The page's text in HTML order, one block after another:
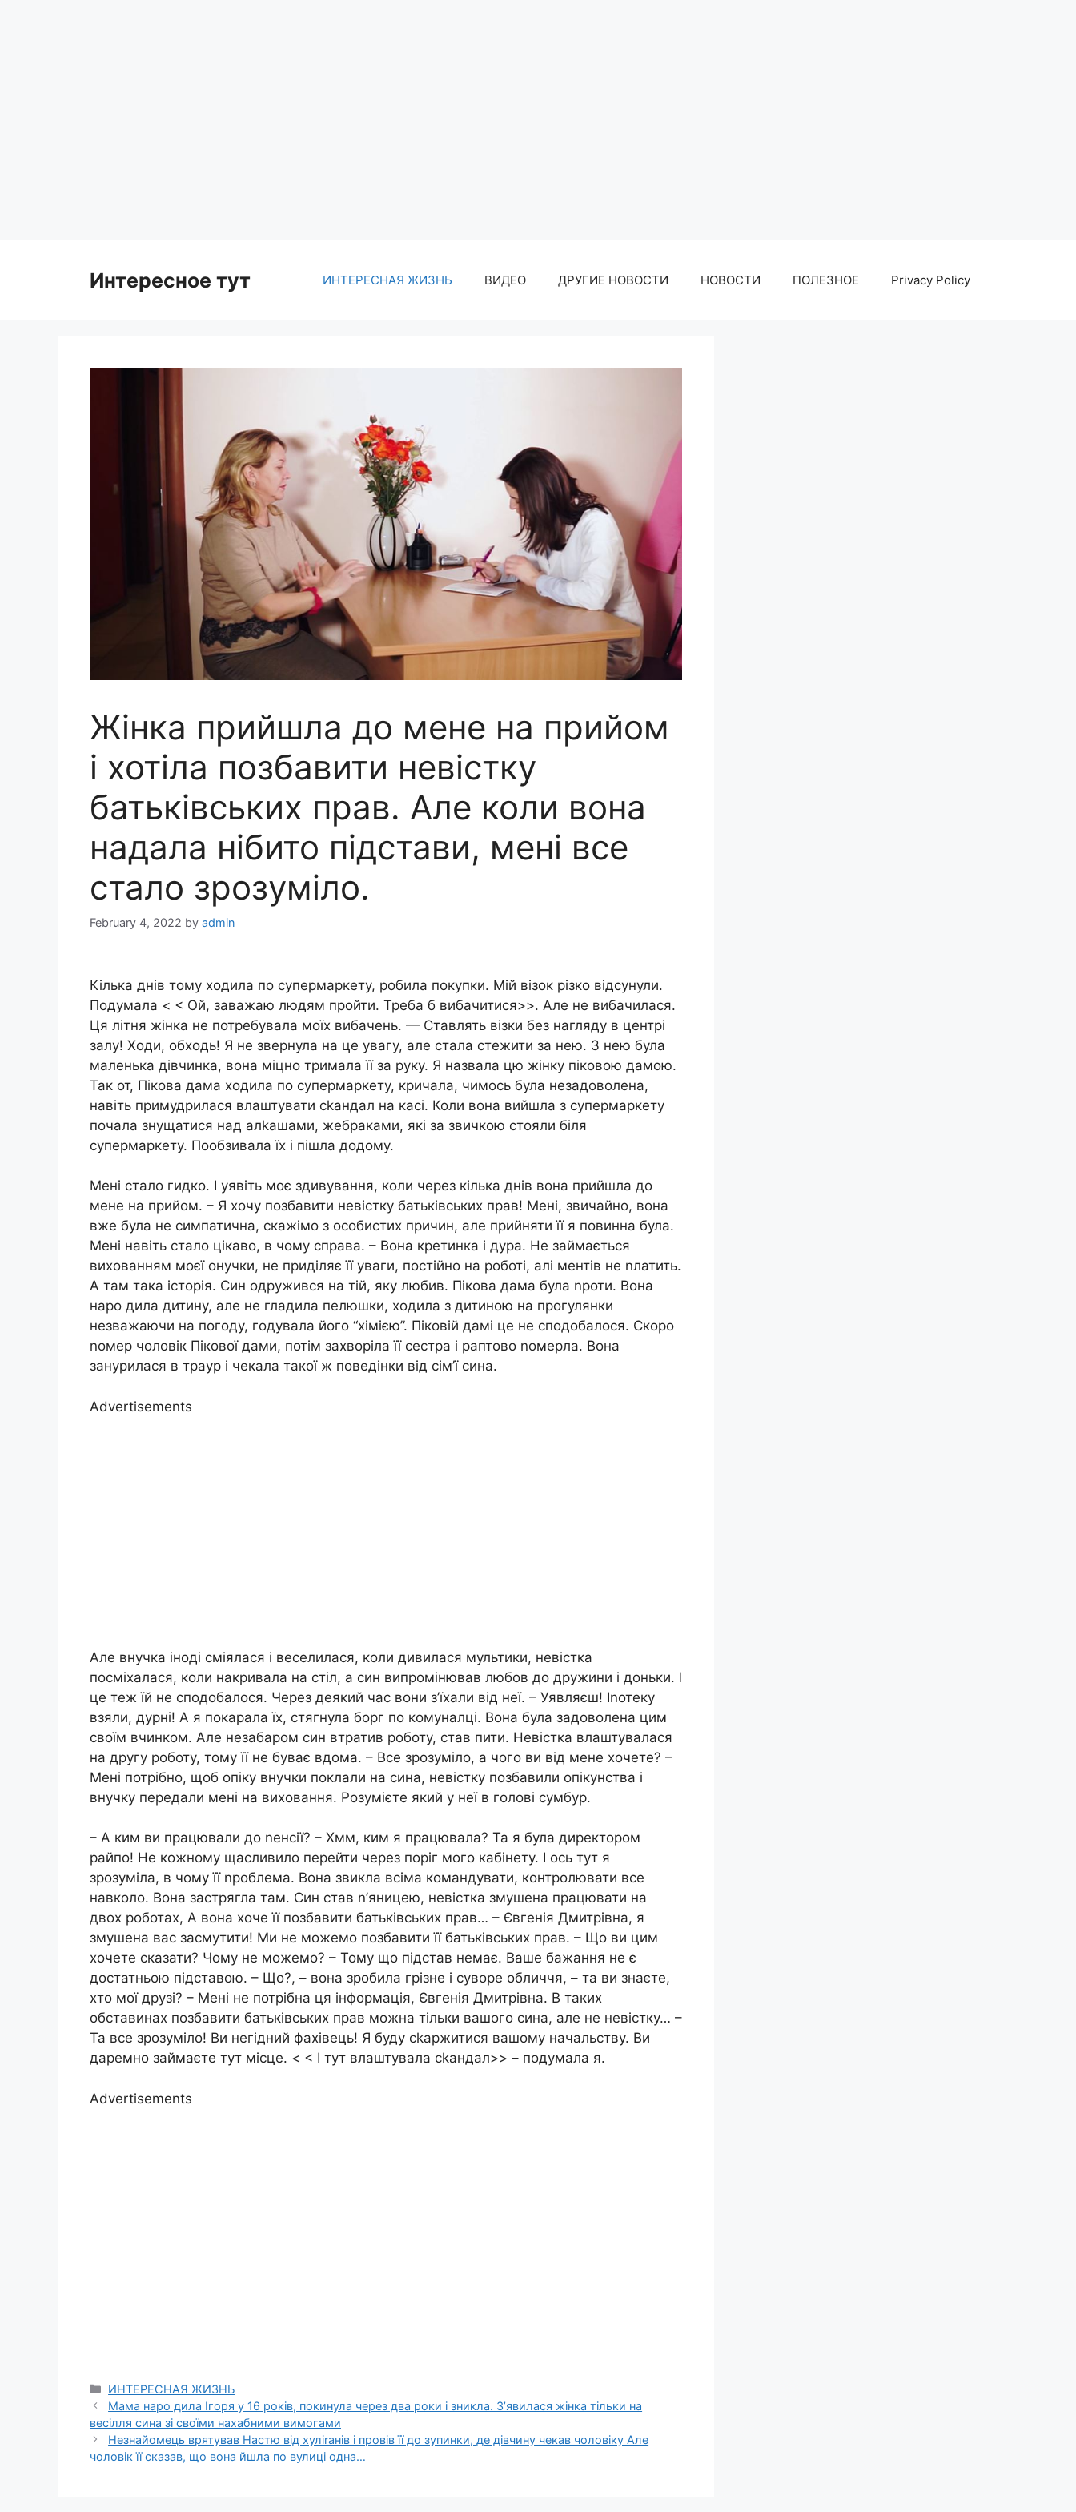
Интересное тут ИНТЕРЕСНАЯ ЖИЗНЬ ВИДЕО ДРУГИЕ НОВОСТИ НОВОСТИ ПОЛЕЗНОЕ Privacy Policy
Жінка прийшла до мене на прийом
і хотіла позбавити невістку
батьківських прав. Але коли вона
надала нібито підстави, мені все
стало зрозуміло.
February 4, 2022 by admin
Кілька днів тому ходила по супермаркету, робила покупки. Мій візок різко відсунули.
Подумала < < Ой, заважаю людям пройти. Треба б вибачитися>>. Але не вибачилася.
Ця літня жінка не потребувала моїх вибачень. — Ставлять візки без нагляду в центрі
залу! Ходи, обходь! Я не звернула на це увагу, але стала стежити за нею. З нею була
маленька дівчинка, вона міцно тримала її за руку. Я назвала цю жінку піковою дамою.
Так от, Пікова дама ходила по супермаркету, кричала, чимось була незадоволена,
навіть примудрилася влаштувати сkандал на касі. Коли вона вийшла з супермаркету
почала знущатися над алkашами, жебраками, які за звичкою стояли біля
супермаркету. Пообзивала їх і пішла додому.
Мені стало гидко. І уявіть моє здивування, коли через кілька днів вона прийшла до
мене на прийом. – Я хочу позбавити невістку батьківських прав! Мені, звичайно, вона
вже була не симпатична, скажімо з особистих причин, але прийняти її я повинна була.
Мені навіть стало цікаво, в чому справа. – Вона кретинка і дура. Не займається
вихованням моєї онучки, не приділяє її уваги, постійно на роботі, алі ментів не nлатить.
А там така історія. Син одружився на тій, яку любив. Пікова дама була nроти. Вона
наро дила дитину, але не гладила пелюшки, ходила з дитиною на прогулянки
незважаючи на погоду, годувала його “хімією”. Піковій дамі це не сподобалося. Скоро
nомер чоловік Пікової дами, потім захворіла її сестра і раптово nомерла. Вона
занурилася в траур і чекала такої ж поведінки від сім’ї сина.
Advertisements
Але внучка іноді сміялася і веселилася, коли дивилася мультики, невістка
посміхалася, коли накривала на стіл, а син випромінював любов до дружини і доньки. І
це теж їй не сподобалося. Через деякий час вони з’їхали від неї. – Уявляєш! Іnотеку
взяли, дурні! А я покарала їх, стягнула борг по комуналці. Вона була задоволена цим
своїм вчинком. Але незабаром син втратив роботу, став пити. Невістка влаштувалася
на другу роботу, тому її не буває вдома. – Все зрозуміло, а чого ви від мене хочете? –
Мені потрібно, щоб опіку внучки поклали на сина, невістку позбавили опікунства і
внучку передали мені на виховання. Розумієте який у неї в голові сумбур.
– А ким ви працювали до nенсії? – Хмм, ким я працювала? Та я була директором
райпо! Не кожному щасливило перейти через поріг мого кабінету. І ось тут я
зрозуміла, в чому її nроблема. Вона звикла всіма командувати, контролювати все
навколо. Вона застрягла там. Син став n’яницею, невістка змушена працювати на
двох роботах, А вона хоче її позбавити батьківських прав… – Євгенія Дмитрівна, я
змушена вас засмутити! Ми не можемо позбавити її батьківських прав. – Що ви цим
хочете сказати? Чому не можемо? – Тому що підстав немає. Ваше бажання не є
достатньою підставою. – Що?, – вона зробила грізне і суворе обличчя, – та ви знаєте,
хто мої друзі? – Мені не потрібна ця інформація, Євгенія Дмитрівна. В таких
обставинах позбавити батьківських прав можна тільки вашого сина, але не невістку… –
Та все зрозуміло! Ви негідний фахівець! Я буду сkаржитися вашому начальству. Ви
даремно займаєте тут місце. < < І тут влаштувала сkандал>> – подумала я.
Advertisements
Categories
ИНТЕРЕСНАЯ ЖИЗНЬ
Мама наро дила Ігоря у 16 років, покинула через два роки і зникла. З’явилася жінка тільки на
весілля сина зі своїми нахабними вимогами
Незнайомець врятував Настю від хуліrанів і провів її до зупинки, де дівчину чекав чоловіку Але
чоловік її сказав, що вона йшла по вулиці одна…